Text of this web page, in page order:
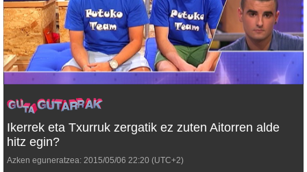
Ikerrek eta Txurruk zergatik ez zuten Aitorren alde
hitz egin?
Azken eguneratzea: 2015/05/06 22:20 (UTC+2)